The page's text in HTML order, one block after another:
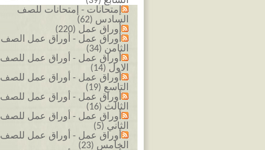
إمتحانات - إمتحانات للصف
السادس (62)
أوراق عمل (220)
أوراق عمل - أوراق عمل الصف
الثامن (34)
أوراق عمل - أوراق عمل للصف
الاول (14)
أوراق عمل - أوراق عمل للصف
التاسع (19)
أوراق عمل - أوراق عمل للصف
الثالث (16)
أوراق عمل - أوراق عمل للصف
الثاني (5)
أوراق عمل - أوراق عمل للصف
الخامس (23)